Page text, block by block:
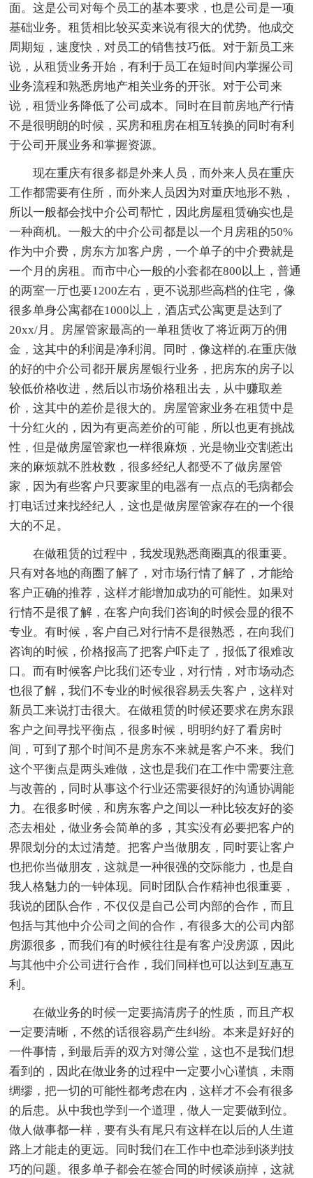
面。这是公司对每个员工的基本要求，也是公司是一项
基础业务。租赁相比较买卖来说有很大的优势。他成交
周期短，速度快，对员工的销售技巧低。对于新员工来
说，从租赁业务开始，有利于员工在短时间内掌握公司
业务流程和熟悉房地产相关业务的开张。对于公司来
说，租赁业务降低了公司成本。同时在目前房地产行情
不是很明朗的时候，买房和租房在相互转换的同时有利
于公司开展业务和掌握资源。
现在重庆有很多都是外来人员，而外来人员在重庆
工作都需要有住所，而外来人员因为对重庆地形不熟，
所以一般都会找中介公司帮忙，因此房屋租赁确实也是
一种商机。一般大的中介公司都是以一个月房租的50%
作为中介费，房东方加客户房，一个单子的中介费就是
一个月的房租。而市中心一般的小套都在800以上，普通
的两室一厅也要1200左右，更不说那些高档的住宅，像
很多单身公寓都在1000以上，酒店式公寓更是达到了
20xx/月。房屋管家最高的一单租赁收了将近两万的佣
金，这其中的利润是净利润。同时，像这样的.在重庆做
的好的中介公司都开展房屋银行业务，把房东的房子以
较低价格收进，然后以市场价格租出去，从中赚取差
价，这其中的差价是很大的。房屋管家业务在租赁中是
十分红火的，因为有更高差价的可能，所以也更有挑战
性，但是做房屋管家也一样很麻烦，光是物业交割惹出
来的麻烦就不胜枚数，很多经纪人都受不了做房屋管
家，因为有些客户只要家里的电器有一点点的毛病都会
打电话过来找经纪人，这也是做房屋管家存在的一个很
大的不足。
在做租赁的过程中，我发现熟悉商圈真的很重要。
只有对各地的商圈了解了，对市场行情了解了，才能给
客户正确的推荐，这样才能增加成功的可能性。如果对
行情不是很了解，在客户向我们咨询的时候会显的很不
专业。有时候，客户自己对行情不是很熟悉，在向我们
咨询的时候，价格报高了把客户吓走了，报低了很难改
口。而有时候客户比我们还专业，对行情，对市场动态
也很了解，我们不专业的时候很容易丢失客户，这样对
新员工来说打击很大。在做租赁的时候还要求在房东跟
客户之间寻找平衡点，很多时候，明明约好了看房时
间，可到了那个时间不是房东不来就是客户不来。我们
这个平衡点是两头难做，这也是我们在工作中需要注意
与改善的，同时从事这个行业还需要很好的沟通协调能
力。在很多时候，和房东客户之间以一种比较友好的姿
态去相处，做业务会简单的多，其实没有必要把客户的
界限划分的太过清楚。把客户当做朋友，同时要让客户
也把你当做朋友，这就是一种很强的交际能力，也是自
我人格魅力的一钟体现。同时团队合作精神也很重要，
我说的团队合作，不仅仅是自己公司内部的合作，而且
包括与其他中介公司之间的合作，有很多大的公司内部
房源很多，而我们有的时候往往是有客户没房源，因此
与其他中介公司进行合作，我们同样也可以达到互惠互
利。
在做业务的时候一定要搞清房子的性质，而且产权
一定要清晰，不然的话很容易产生纠纷。本来是好好的
一件事情，到最后弄的双方对簿公堂，这也不是我们想
看到的，因此在做业务的过程中一定要小心谨慎，未雨
绸缪，把一切的可能性都考虑在内，这样才不会有很多
的后患。从中我也学到一个道理，做人一定要做到位。
做人做事都一样，要有头有尾只有这样在以后的人生道
路上才能走的更远。同时我们在工作中也牵涉到谈判技
巧的问题。很多单子都会在签合同的时候谈崩掉，这就